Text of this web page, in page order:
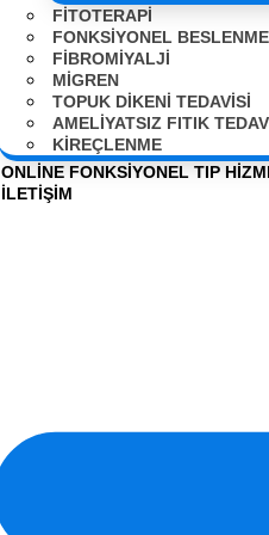
FITOTERAPI
FONKSIYONEL BESLENME
FIBROMIYALJI
MIGREN
TOPUK DIKENI TEDAVISI
AMELIYATSIZ FITIK
KIREÇLENME
ONLINE FONKSIYONEL TIP
İLETIŞIM